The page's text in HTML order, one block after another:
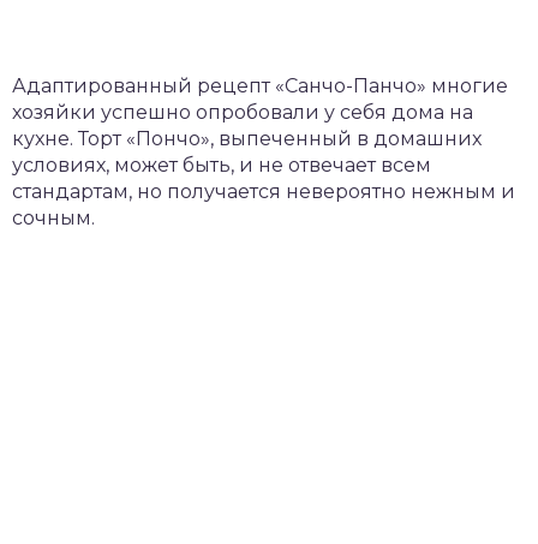
Адаптированный рецепт «Санчо-Панчо» многие
хозяйки успешно опробовали у себя дома на
кухне. Торт «Пончо», выпеченный в домашних
условиях, может быть, и не отвечает всем
стандартам, но получается невероятно нежным и
сочным.